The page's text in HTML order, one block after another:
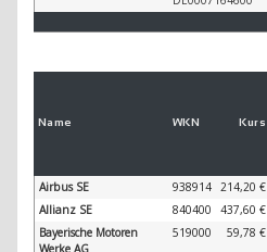
Name WKN Kurs
Airbus SE 938914 214,20 €
Allianz SE
840400 437,60 €
Bayerische Motoren
Werke AG
519000 59,78 €